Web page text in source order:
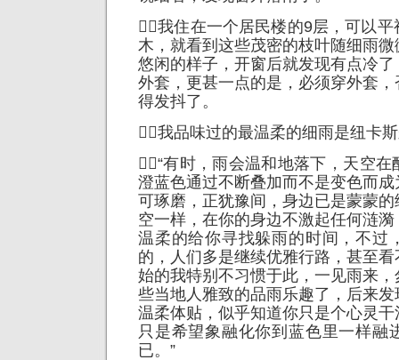
我住在一个居民楼的9层，可以
木，就看到这些茂密的枝叶随细雨
悠闲的样子，开窗后就发现有点冷
外套，更甚一点的是，必须穿外套
得发抖了。
我品味过的最温柔的细雨是纽卡
“有时，雨会温和地落下，天空
澄蓝色通过不断叠加而不是变色而
可琢磨，正犹豫间，身边已是蒙蒙
空一样，在你的身边不激起任何涟
温柔的给你寻找躲雨的时间，不过
的，人们多是继续优雅行路，甚至
始的我特别不习惯于此，一见雨来
些当地人雅致的品雨乐趣了，后来
温柔体贴，似乎知道你只是个心灵
只是希望象融化你到蓝色里一样融
已。”